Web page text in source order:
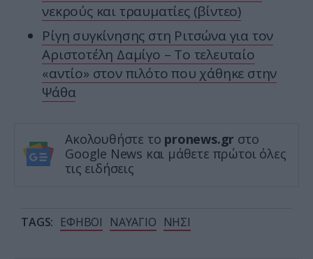
νεκρούς και τραυματίες (βίντεο)
Ρίγη συγκίνησης στη Ριτσώνα για τον
Αριστοτέλη Δαμίγο – Το τελευταίo
«αντίο» στον πιλότο που χάθηκε στην
Ψάθα
Ακολουθήστε το pronews.gr στο
Google News και μάθετε πρώτοι όλες
τις ειδήσεις
TAGS: ΕΦΗΒΟΙ ΝΑΥΑΓΙΟ ΝΗΣΙ